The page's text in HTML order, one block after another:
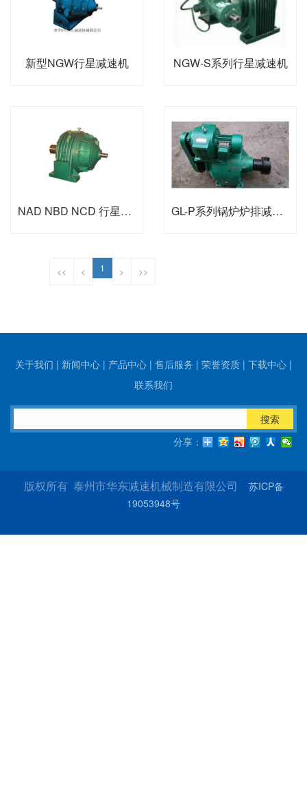
新型NGW行星减速机 NGW-S系列行星减速机
NAD NBD NCD 行星减速机 GL-P系列锅炉炉排减速器
<< < 1 > >>
关于我们 | 新闻中心 | 产品中心 | 售后服务 | 荣誉资质 | 下载中心 |
联系我们
搜索
分享：
版权所有 泰州市华东减速机械制造有限公司 苏ICP备
19053948号